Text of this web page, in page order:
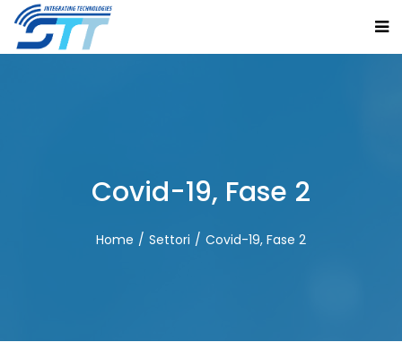
Covid-19, Fase 2
Home Settori Covid-19, Fase 2